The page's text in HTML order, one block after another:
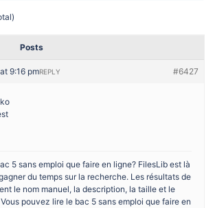
Posts
9:16 pm #6427
REPLY
5 sans emploi que faire en ligne? FilesLib est là
du temps sur la recherche. Les résultats de
le nom manuel, la description, la taille et le
pouvez lire le bac 5 sans emploi que faire en